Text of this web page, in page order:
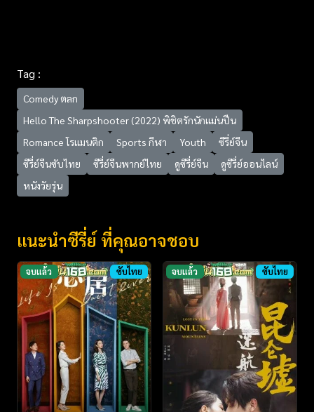
Tag :
Comedy ตลก
Hello The Sharpshooter (2022) พิชิตรักนักแม่นปืน
Romance โรแมนติก
Sports กีฬา Youth
ซีรี่ย์จีน
ซีรี่ย์จีนซับไทย
ซีรี่ย์จีนพากย์ไทย ดูซีรี่ย์จีน
ดูซีรี่ย์ออนไลน์
หนังวัยรุ่น
แนะนำซีรี่ย์ ที่คุณอาจชอบ
จบแล้ว ซับไทย จบแล้ว ซับไทย